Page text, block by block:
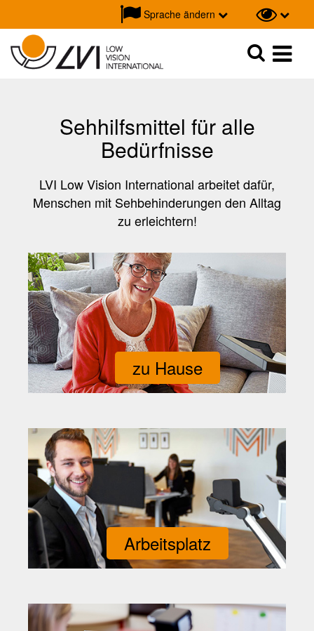
Sprache ändern
Suche
Sehhilfsmittel für alle
Bedürfnisse
LVI Low Vision International arbeitet dafür,
Menschen mit Sehbehinderungen den Alltag
zu erleichtern!
zu Hause
Arbeitsplatz